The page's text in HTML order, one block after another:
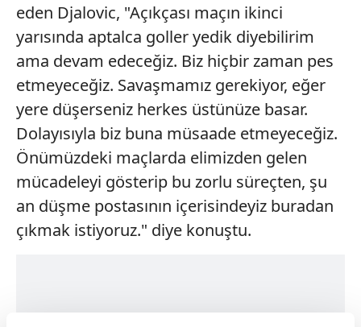
eden Djalovic, "Açıkçası maçın ikinci
yarısında aptalca goller yedik diyebilirim
ama devam edeceğiz. Biz hiçbir zaman pes
etmeyeceğiz. Savaşmamız gerekiyor, eğer
yere düşerseniz herkes üstünüze basar.
Dolayısıyla biz buna müsaade etmeyeceğiz.
Önümüzdeki maçlarda elimizden gelen
mücadeleyi gösterip bu zorlu süreçten, şu
an düşme postasının içerisindeyiz buradan
çıkmak istiyoruz." diye konuştu.